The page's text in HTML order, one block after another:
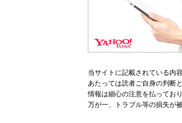
当サイトに記載されている内
あたっては読者ご自身の判断
情報は細心の注意を払ってお
万が一、トラブル等の損失が